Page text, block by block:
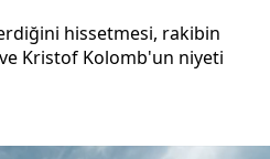
hissetmesi, rakibin
Kristof Kolomb'un niyeti